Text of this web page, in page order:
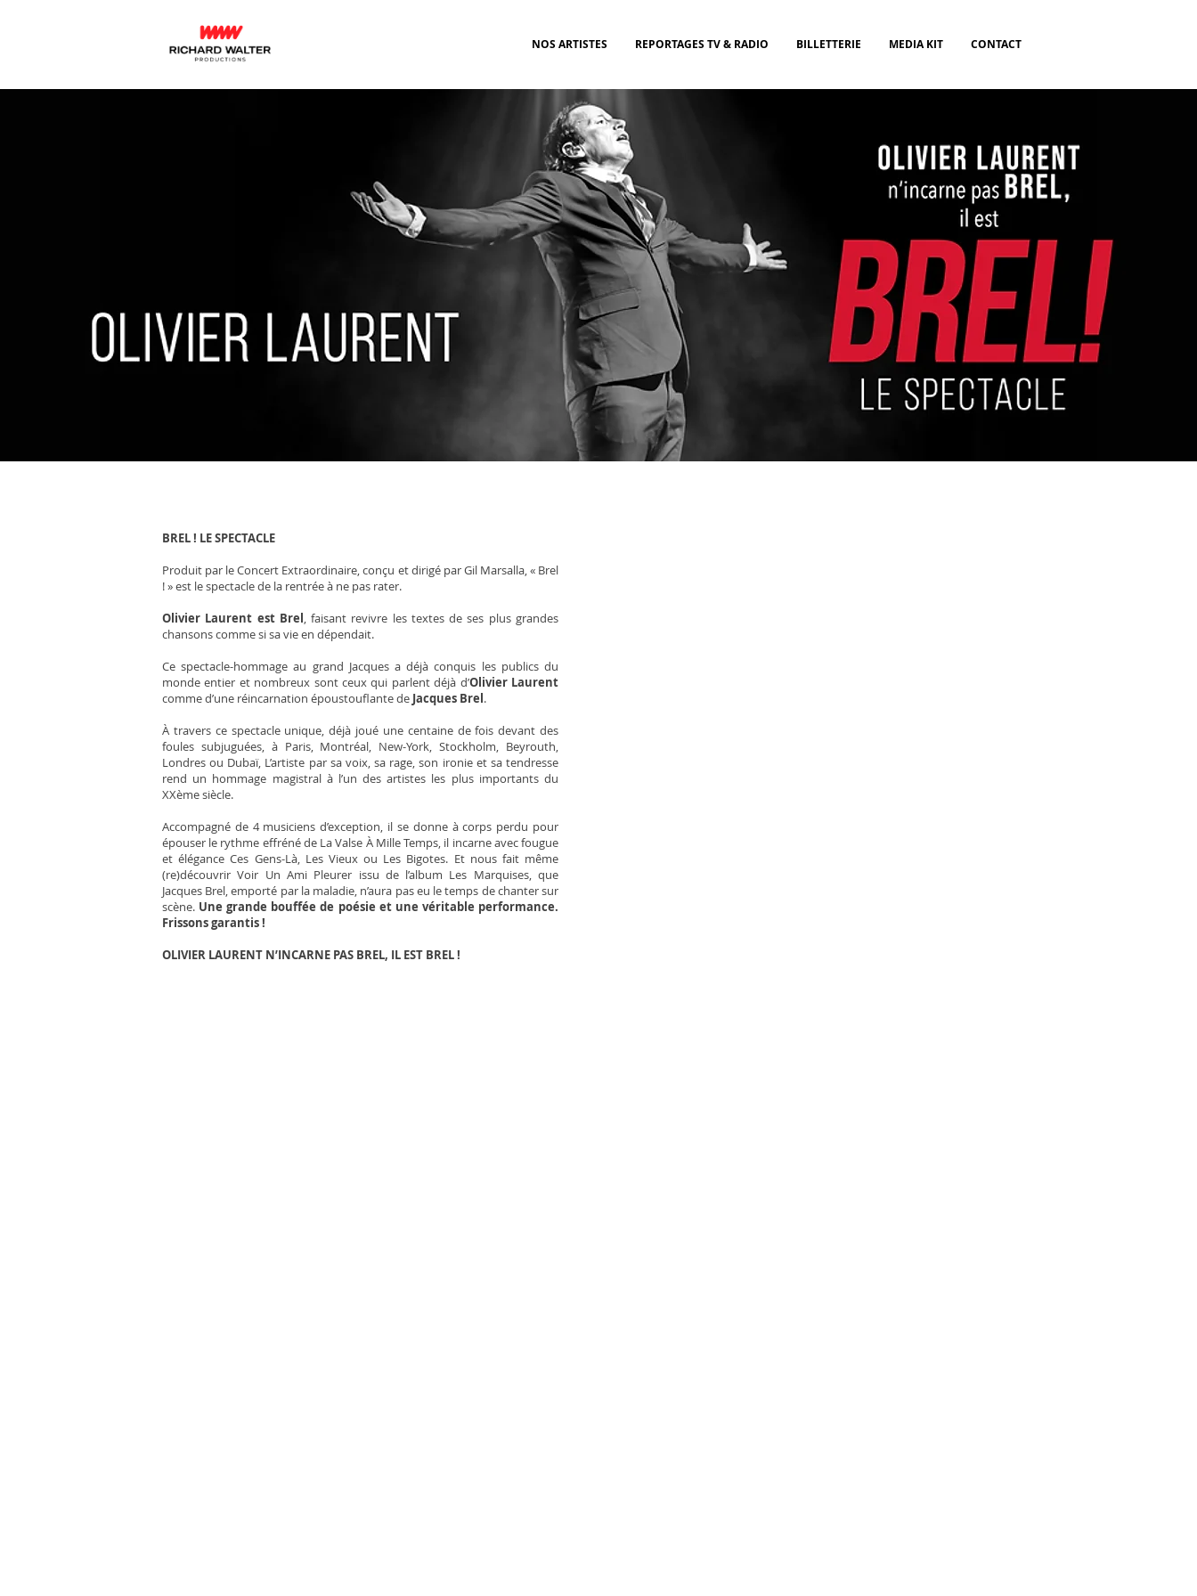
NOS ARTISTES REPORTAGES TV & RADIO BILLETTERIE MEDIA KIT CONTACT
BREL ! LE SPECTACLE
Produit par le Concert Extraordinaire, conçu et dirigé par Gil Marsalla, « Brel
! » est le spectacle de la rentrée à ne pas rater.
Olivier Laurent est Brel, faisant revivre les textes de ses plus grandes
chansons comme si sa vie en dépendait.
Ce spectacle-hommage au grand Jacques a déjà conquis les publics du
monde entier et nombreux sont ceux qui parlent déjà d’Olivier Laurent
comme d’une réincarnation époustouflante de Jacques Brel.
À travers ce spectacle unique, déjà joué une centaine de fois devant des
foules subjuguées, à Paris, Montréal, New-York, Stockholm, Beyrouth,
Londres ou Dubaï, L’artiste par sa voix, sa rage, son ironie et sa tendresse
rend un hommage magistral à l’un des artistes les plus importants du
XXème siècle.
Accompagné de 4 musiciens d’exception, il se donne à corps perdu pour
épouser le rythme effréné de La Valse À Mille Temps, il incarne avec fougue
et élégance Ces Gens-Là, Les Vieux ou Les Bigotes. Et nous fait même
(re)découvrir Voir Un Ami Pleurer issu de l’album Les Marquises, que
Jacques Brel, emporté par la maladie, n’aura pas eu le temps de chanter sur
scène. Une grande bouffée de poésie et une véritable performance.
Frissons garantis !
OLIVIER LAURENT N’INCARNE PAS BREL, IL EST BREL !